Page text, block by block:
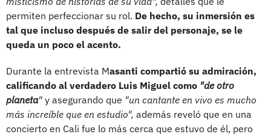
permiten perfeccionar su rol. De hecho, su inmersión es
tal que incluso después de salir del personaje, se le
queda un poco el acento.
Durante la entrevista Masanti compartió su admiración,
calificando al verdadero Luis Miguel como "de otro
planeta" y asegurando que "un cantante en vivo es mucho
más increíble que en estudio", además reveló que en una
concierto en Cali fue lo más cerca que estuvo de él, pero